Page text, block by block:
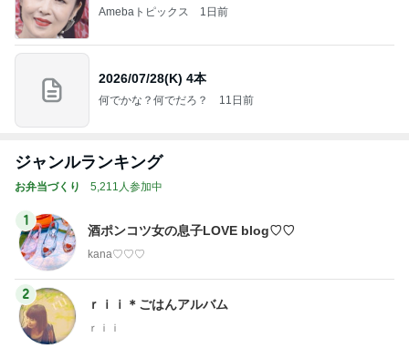
Amebaトピックス 1日前
2026/07/28(K) 4本
何でかな？何でだろ？ 11日前
ジャンルランキング
お弁当づくり 5,211人参加中
1
酒ポンコツ女の息子LOVE blog♡♡
kana♡♡♡
2
ｒｉｉ＊ごはんアルバム
ｒｉｉ